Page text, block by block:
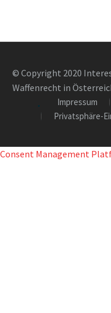
© Copyright 2020
Waffenrecht in
Impressum
Privatsphäre-
Consent Management